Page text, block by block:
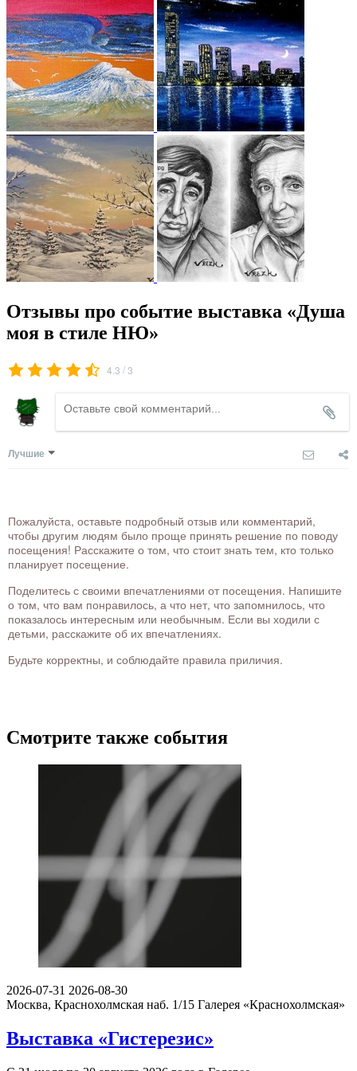
Отзывы про событие выставка «Душа
моя в стиле НЮ»
4.3 /3
Лучшие
Пожалуйста, оставьте подробный отзыв или комментарий,
чтобы другим людям было проще принять решение по поводу
посещения! Расскажите о том, что стоит знать тем, кто только
планирует посещение.
Поделитесь с своими впечатлениями от посещения. Напишите
о том, что вам понравилось, а что нет, что запомнилось, что
показалось интересным или необычным. Если вы ходили с
детьми, расскажите об их впечатлениях.
Будьте корректны, и соблюдайте правила приличия.
Смотрите также события
2026-07-31 2026-08-30
Москва, Краснохолмская наб. 1/15 Галерея «Краснохолмская»
Выставка «Гистерезис»